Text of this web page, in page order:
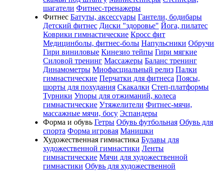
шагатели Фитнес-тренажеры
Фитнес Батуты, аксессуары Гантели, бодибары
Детский фитнес Диски "здоровье" Йога, пилатес
Коврики гимнастические Кросс фит
Медицинболы, фитнес-болы Напульсники Обручи
Гири виниловые Кинезио тейпы Гири мягкие
Силовой тренинг Массажеры Баланс тренинг
Динамометры Миофасциальный релиз Палки
гимнастические Перчатки для фитнеса Поясы,
шорты для похудания Скакалки Степ-платформы
Турники Упоры для отжиманий, колеса
гимнастические Утяжелители Фитнес-мячи,
массажные мячи, босу Эспандеры
Форма и обувь Гетры Обувь футбольная Обувь для
спорта Форма игровая Манишки
Художественная гимнастика Булавы для
художественной гимнастики Ленты
гимнастические Мячи для художественной
гимнастики Обувь для художественной